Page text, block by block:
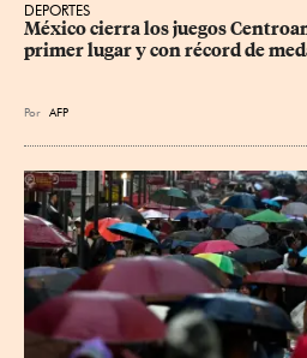
DEPORTES
México cierra los juegos
primer lugar y con récord de
Por AFP